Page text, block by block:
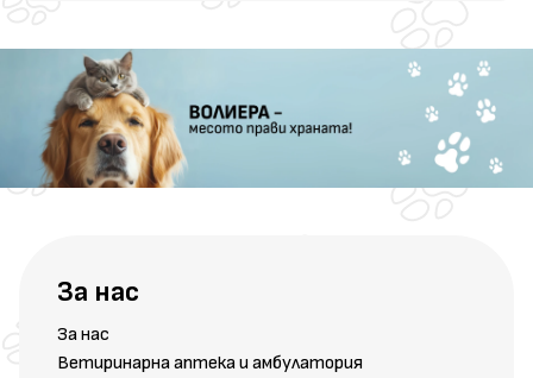
За нас
За нас
Ветиринарна аптека и амбулатория